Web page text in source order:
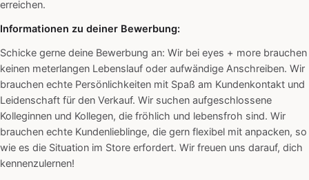
erreichen.
Informationen zu deiner Bewerbung:
Schicke gerne deine Bewerbung an: Wir bei eyes + more brauchen
keinen meterlangen Lebenslauf oder aufwändige Anschreiben. Wir
brauchen echte Persönlichkeiten mit Spaß am Kundenkontakt und
Leidenschaft für den Verkauf. Wir suchen aufgeschlossene
Kolleginnen und Kollegen, die fröhlich und lebensfroh sind. Wir
brauchen echte Kundenlieblinge, die gern flexibel mit anpacken, so
wie es die Situation im Store erfordert. Wir freuen uns darauf, dich
kennenzulernen!